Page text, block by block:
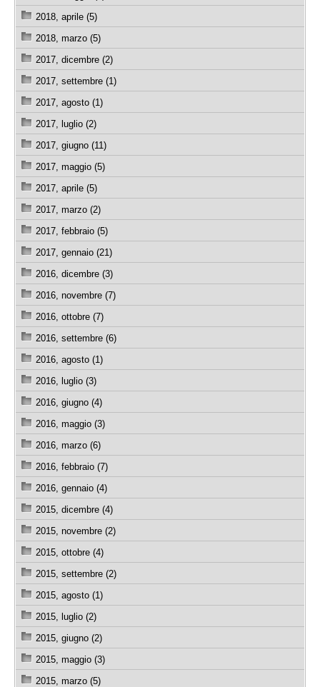
2018, aprile (5)
2018, marzo (5)
2017, dicembre (2)
2017, settembre (1)
2017, agosto (1)
2017, luglio (2)
2017, giugno (11)
2017, maggio (5)
2017, aprile (5)
2017, marzo (2)
2017, febbraio (5)
2017, gennaio (21)
2016, dicembre (3)
2016, novembre (7)
2016, ottobre (7)
2016, settembre (6)
2016, agosto (1)
2016, luglio (3)
2016, giugno (4)
2016, maggio (3)
2016, marzo (6)
2016, febbraio (7)
2016, gennaio (4)
2015, dicembre (4)
2015, novembre (2)
2015, ottobre (4)
2015, settembre (2)
2015, agosto (1)
2015, luglio (2)
2015, giugno (2)
2015, maggio (3)
2015, marzo (5)